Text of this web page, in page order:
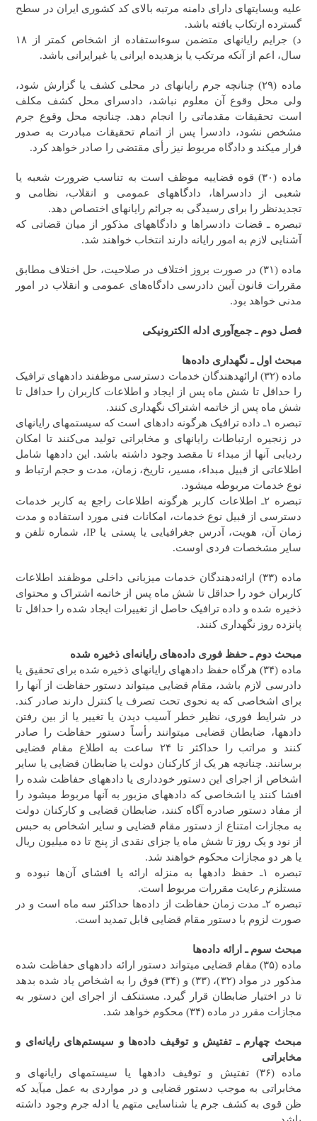
علیه وب‎سایت‎های دارای دامنه مرتبه بالای کد کشوری ایران در سطح
گسترده ارتکاب یافته باشد.
د) جرایم رایانه‎ای متضمن سوء‌استفاده از اشخاص کمتر از ۱۸
سال، اعم از آنکه مرتکب یا بزه‎دیده ایرانی یا غیرایرانی باشد.
ماده (۲۹) چنانچه جرم رایانه‎ای در محلی کشف یا گزارش شود،‌
ولی محل وقوع آن معلوم نباشد، دادسرای محل کشف مکلف
است تحقیقات مقدماتی را انجام دهد. چنانچه محل وقوع جرم
مشخص نشود،‌ دادسرا پس از اتمام تحقیقات مبادرت به صدور
قرار می‎کند و دادگاه مربوط نیز رأی مقتضی را صادر خواهد کرد.
ماده (۳۰) قوه قضاییه موظف است به تناسب ضرورت شعبه یا
شعبی از دادسراها، دادگاه‎های عمومی و انقلاب،‌ نظامی و
تجدیدنظر را برای رسیدگی به جرائم رایانه‎ای اختصاص دهد.
تبصره ـ قضات دادسراها و دادگاه‎های مذکور از میان قضاتی که
آشنایی لازم به امور رایانه دارند انتخاب خواهند شد.
ماده (۳۱) در صورت بروز اختلاف در صلاحیت، حل اختلاف مطابق
مقررات قانون آیین دادرسی دادگاه‌های عمومی و انقلاب در امور
مدنی خواهد بود.
فصل دوم ـ جمع‌آوری ادله الکترونیکی
مبحث اول ـ نگهداری داده‌ها
ماده (۳۲) ارائه‎دهندگان خدمات دسترسی موظفند داده‎های ترافیک
را حداقل تا شش ماه پس از ایجاد و اطلاعات کاربران را حداقل تا
شش ماه پس از خاتمه اشتراک نگهداری کنند.
تبصره ۱ـ داده ترافیک هرگونه داده‎ای است که سیستم‎های رایانه‎ای
در زنجیره ارتباطات رایانه‎ای و مخابراتی تولید می‌کنند تا امکان
ردیابی آنها از مبداء تا مقصد وجود داشته باشد. این داده‎ها شامل
اطلاعاتی از قبیل مبداء، مسیر، تاریخ، زمان، مدت و حجم ارتباط و
نوع خدمات مربوطه می‎شود.
تبصره ۲ـ اطلاعات کاربر هرگونه اطلاعات راجع به کاربر خدمات
دسترسی‌ از قبیل نوع خدمات، امکانات فنی مورد استفاده و مدت
زمان آن، هویت،‌ آدرس جغرافیایی یا پستی یا IP، شماره تلفن و
سایر مشخصات فردی اوست.
ماده (۳۳) ارائه‌دهندگان خدمات میزبانی داخلی موظفند اطلاعات
کاربران خود را حداقل تا شش ماه پس از خاتمه اشتراک و محتوای
ذخیره شده و داده ترافیک حاصل از تغییرات ایجاد شده را حداقل تا
پانزده روز نگهداری کنند.
مبحث دوم ـ‌ حفظ فوری داده‌های رایانه‌ای ذخیره شده
ماده (۳۴) هرگاه حفظ داده‎های رایانه‎ای ذخیره شده برای تحقیق یا
دادرسی لازم باشد، مقام قضایی می‎تواند دستور حفاظت از آنها را
برای اشخاصی که به نحوی تحت تصرف یا کنترل دارند صادر کند.
در شرایط فوری، نظیر خطر آسیب دیدن یا تغییر یا از بین رفتن
داده‎ها، ضابطان قضایی می‎توانند رأساً دستور حفاظت را صادر
کنند و مراتب را حداکثر تا ۲۴ ساعت به اطلاع مقام قضایی
برسانند. چنانچه هر یک از کارکنان دولت یا ضابطان قضایی یا سایر
اشخاص از اجرای این دستور خودداری یا داده‎های حفاظت شده را
افشا کنند یا اشخاصی که داده‎های مزبور به آنها مربوط می‎شود را
از مفاد دستور صادره آگاه کنند، ضابطان قضایی و کارکنان دولت
به مجازات امتناع از دستور مقام قضایی و سایر اشخاص به حبس
از نود و یک روز تا شش ماه یا جزای نقدی از پنج تا ده میلیون ریال
یا هر دو مجازات محکوم خواهند شد.
تبصره ۱ـ حفظ داده‎ها به منزله ارائه یا افشای آن‌ها نبوده و
مستلزم رعایت مقررات مربوط است.
تبصره ۲ـ مدت زمان حفاظت از داده‌ها حداکثر سه ماه است و در
صورت لزوم با دستور مقام قضایی قابل تمدید است.
مبحث سوم ـ‌ ارائه داده‌ها
ماده (۳۵) مقام‎ قضایی می‎تواند دستور ارائه داده‎های حفاظت شده
مذکور در مواد (۳۲)، (۳۳) و (۳۴) فوق را به اشخاص یاد شده بدهد
تا در اختیار ضابطان قرار گیرد. مستنکف از اجرای این دستور به
مجازات مقرر در ماده (۳۴) محکوم خواهد شد.
مبحث چهارم ـ تفتیش و توقیف داده‌ها و سیستم‌های رایانه‌ای و
مخابراتی
ماده (۳۶) تفتیش و توقیف داده‎ها یا سیستم‎های رایانه‎ای و
مخابراتی به موجب دستور قضایی و در مواردی به عمل می‎آید که
ظن قوی به کشف جرم یا شناسایی متهم یا ادله جرم وجود داشته